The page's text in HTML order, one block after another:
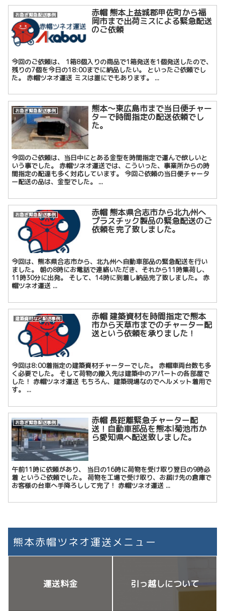
お急ぎ緊急配送事例 赤帽 熊本上益城郡甲佐町から福
岡市まで出荷ミスによる緊急配送
のご依頼
今回のご依頼は、 1箱8個入りの商品で1箱発送を1個発送したので、
残りの7個を今日の18:00までに納品したい。 といったご依頼でし
た。 赤帽ツネオ運送 ミスは誰にでもあります。 ...
お急ぎ緊急配送事例 熊本～東広島市まで当日便チャー
ターで時間指定の配送依頼でし
た。
今回のご依頼は、当日中にとある金型を時間指定で運んで欲しいと
いう事でした。 赤帽ツネオ運送では、こういった、事業所からの時
間指定の配達も多く対応しています。 今回ご依頼の当日便チャータ
ー配送の品は、金型でした。 ...
お急ぎ緊急配送事例 赤帽 熊本県合志市から北九州へ
プラスチック製品の緊急配送のご
依頼を完了致しました。
今回は、熊本県合志市から、北九州へ自動車部品の緊急配送を行い
ました。 朝の8時にお電話で連絡いただき、それから11時集荷し、
11時30分に出発。 そして、14時に到着し納品完了致しました。 赤
帽ツネオ運送 ...
建築資材など配送事例 赤帽 建築資材を時間指定で熊本
市から天草市までのチャーター配
送という依頼を承りました！
今回は8:00着指定の建築資材チャーターでした。 赤帽車両台数も多
く必要でした。 そして荷物の搬入先は建築中のアパートの各部屋で
した！ 赤帽ツネオ運送 もちろん、建築現場なのでヘルメット着用で
す。 ...
お急ぎ緊急配送事例 赤帽 長距離緊急チャーター配
送！自動車部品を熊本l菊池市か
ら愛知県へ配送致しました。
午前11時に依頼があり、 当日の16時に荷物を受け取り翌日の9時必
着 というご依頼でした。 荷物を工場で受け取り、お届け先の倉庫で
お客様の台車へ手降ろしして完了！ 赤帽ツネオ運送 ...
熊本赤帽ツネオ運送メニュー
運送料金 引っ越しについて